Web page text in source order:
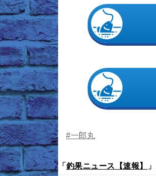
#一郎丸
「 釣果ニュース【速報】